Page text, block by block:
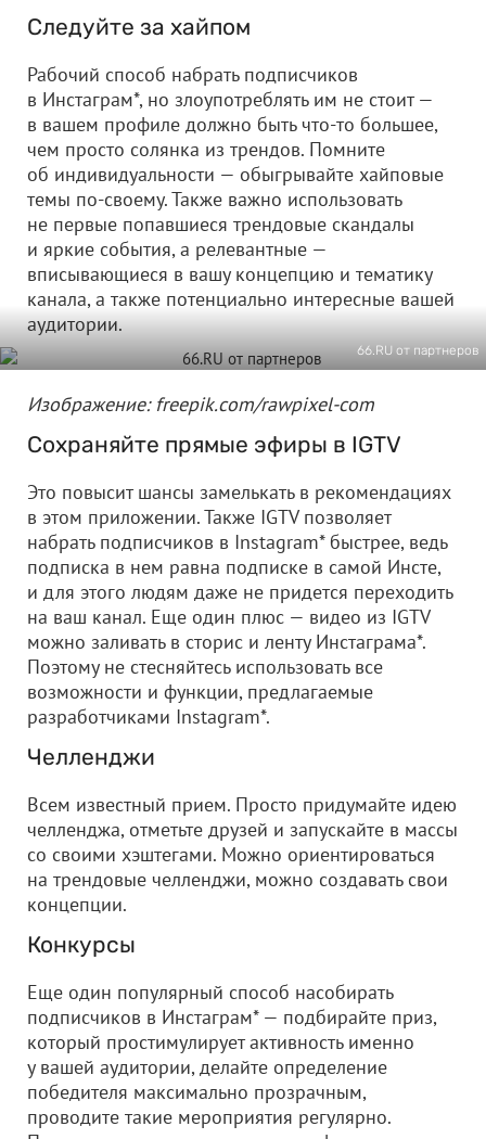
Следуйте за хайпом
Рабочий способ набрать подписчиков
в Инстаграм*, но злоупотреблять им не стоит —
в вашем профиле должно быть что-то большее,
чем просто солянка из трендов. Помните
об индивидуальности — обыгрывайте хайповые
темы по-своему. Также важно использовать
не первые попавшиеся трендовые скандалы
и яркие события, а релевантные —
вписывающиеся в вашу концепцию и тематику
канала, а также потенциально интересные вашей
аудитории.
66.RU от партнеров
Изображение: freepik.com/rawpixel-com
Сохраняйте прямые эфиры в IGTV
Это повысит шансы замелькать в рекомендациях
в этом приложении. Также IGTV позволяет
набрать подписчиков в Instagram* быстрее, ведь
подписка в нем равна подписке в самой Инсте,
и для этого людям даже не придется переходить
на ваш канал. Еще один плюс — видео из IGTV
можно заливать в сторис и ленту Инстаграма*.
Поэтому не стесняйтесь использовать все
возможности и функции, предлагаемые
разработчиками Instagram*.
Челленджи
Всем известный прием. Просто придумайте идею
челленджа, отметьте друзей и запускайте в массы
со своими хэштегами. Можно ориентироваться
на трендовые челленджи, можно создавать свои
концепции.
Конкурсы
Еще один популярный способ насобирать
подписчиков в Инстаграм* — подбирайте приз,
который простимулирует активность именно
у вашей аудитории, делайте определение
победителя максимально прозрачным,
проводите такие мероприятия регулярно.